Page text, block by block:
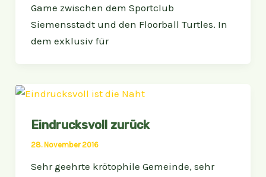
Game zwischen dem Sportclub
Siemensstadt und den Floorball Turtles. In
dem exklusiv für
Eindrucksvoll zurück
28. November 2016
Sehr geehrte krötophile Gemeinde, sehr